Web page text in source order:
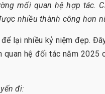
mối quan hệ hợp tác.
nhiều thành công hơn
lại nhiều kỷ niệm đẹp.
hệ đối tác năm 2025
đi: